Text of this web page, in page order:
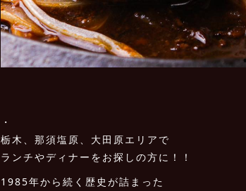
・
栃木、那須塩原、大田原エリアで
ランチやディナーをお探しの方に！！
1985年から続く歴史が詰まった